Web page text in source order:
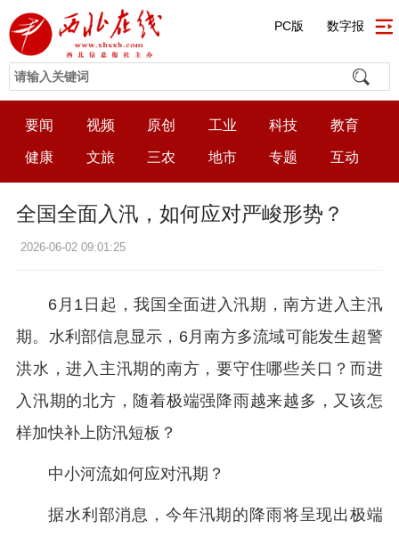
PC版 数字报
要闻 视频 原创 工业 科技 教育
健康 文旅 三农 地市 专题 互动
全国全面入汛，如何应对严峻形势？
2026-06-02 09:01:25
6月1日起，我国全面进入汛期，南方进入主汛
期。水利部信息显示，6月南方多流域可能发生超警
洪水，进入主汛期的南方，要守住哪些关口？而进
入汛期的北方，随着极端强降雨越来越多，又该怎
样加快补上防汛短板？
中小河流如何应对汛期？
据水利部消息，今年汛期的降雨将呈现出极端